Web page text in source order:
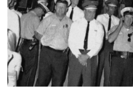
HISTORIE - SERŽANT PEPŘ
HISTORIE - KONEC LEGENDY
HISTORIE - ...PO BEATLES